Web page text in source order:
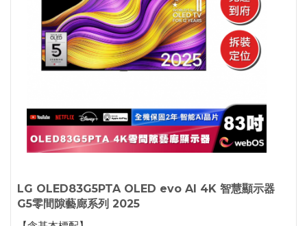
LG OLED83G5PTA OLED evo AI 4K 智慧顯示器
G5零間隙藝廊系列 2025